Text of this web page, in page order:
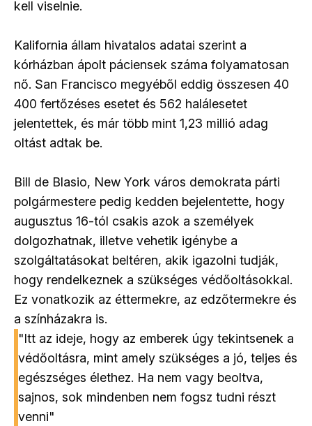
kell viselnie.
Kalifornia állam hivatalos adatai szerint a
kórházban ápolt páciensek száma folyamatosan
nő. San Francisco megyéből eddig összesen 40
400 fertőzéses esetet és 562 halálesetet
jelentettek, és már több mint 1,23 millió adag
oltást adtak be.
Bill de Blasio, New York város demokrata párti
polgármestere pedig kedden bejelentette, hogy
augusztus 16-tól csakis azok a személyek
dolgozhatnak, illetve vehetik igénybe a
szolgáltatásokat beltéren, akik igazolni tudják,
hogy rendelkeznek a szükséges védőoltásokkal.
Ez vonatkozik az éttermekre, az edzőtermekre és
a színházakra is.
"Itt az ideje, hogy az emberek úgy tekintsenek a
védőoltásra, mint amely szükséges a jó, teljes és
egészséges élethez. Ha nem vagy beoltva,
sajnos, sok mindenben nem fogsz tudni részt
venni"